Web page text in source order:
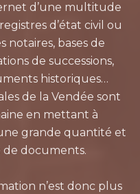
d’une multitude
d’état civil ou
notaires, bases de
de successions,
historiques…
de la Vendée sont
en mettant à
grande quantité et
documents.
n’est donc plus